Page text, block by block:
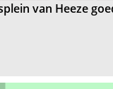
van Heeze